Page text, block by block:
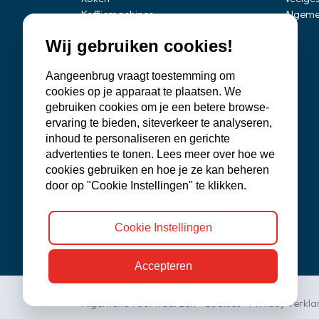
Instelbereik temperatuur koelen: +2°C
Koelsysteem: PowerCooling
Mogelijkheid ventilator uit te schakelen:
Aantal deurvakken voor flessen: 1
Aantal deurvakken voor conserven: 2
Materiaal deurvakken: Kunststof wit
Verlichting koeldeel: LED
Klimaatzone koeldeel: EasyFresh
Ladensysteem koeldeel: geïntegreerde
SuperCool automaat met resttijd-
Vriezen:
Vriestechniek: NoFrost
Ontdooisysteem vriesdeel:
Koffiemachines
Stofzuigers
Klein huishoudelijke apparaten
Onderdelen
Aanbiedingen
Outlet
Algemene voorwaarden•Cookies•Privacy
Wij gebruiken cookies!
Aangeenbrug vraagt toestemming om
cookies op je apparaat te plaatsen. We
gebruiken cookies om je een betere browse-
ervaring te bieden, siteverkeer te analyseren,
inhoud te personaliseren en gerichte
advertenties te tonen. Lees meer over hoe we
cookies gebruiken en hoe je ze kan beheren
door op "Cookie Instellingen" te klikken.
Cookie Instellingen
Accepteren